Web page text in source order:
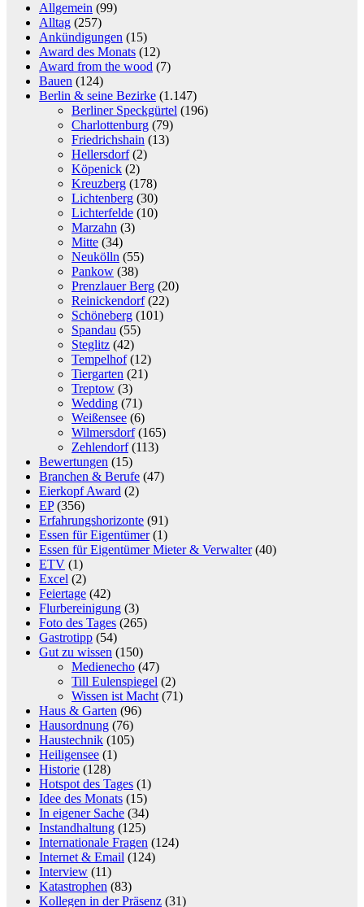
Allgemein (99)
Alltag (257)
Ankündigungen (15)
Award des Monats (12)
Award from the wood (7)
Bauen (124)
Berlin & seine Bezirke (1.147)
Berliner Speckgürtel (196)
Charlottenburg (79)
Friedrichshain (13)
Hellersdorf(2)
Köpenick (2)
Kreuzberg (178)
Lichtenberg (30)
Lichterfelde (10)
Marzahn (3)
Mitte (34)
Neukölln (55)
Pankow (38)
Prenzlauer Berg (20)
Reinickendorf(22)
Schöneberg (101)
Spandau (55)
Steglitz (42)
Tempelhof(12)
Tiergarten (21)
Treptow (3)
Wedding (71)
Weißensee (6)
Wilmersdorf(165)
Zehlendorf(113)
Bewertungen (15)
Branchen & Berufe (47)
Eierkopf Award (2)
EP(356)
Erfahrungshorizonte (91)
Essen für Eigentümer(1)
Essen für Eigentümer Mieter & Verwalter(40)
ETV (1)
Excel (2)
Feiertage (42)
Flurbereinigung (3)
Foto des Tages (265)
Gastrotipp (54)
Gut zu wissen (150)
Medienecho (47)
Till Eulenspiegel (2)
Wissen ist Macht (71)
Haus & Garten (96)
Hausordnung (76)
Haustechnik (105)
Heiligensee (1)
Historie (128)
Hotspot des Tages (1)
Idee des Monats (15)
In eigener Sache (34)
Instandhaltung (125)
Internationale Fragen (124)
Internet & Email (124)
Interview (11)
Katastrophen (83)
Kollegen in der Präsenz (31)